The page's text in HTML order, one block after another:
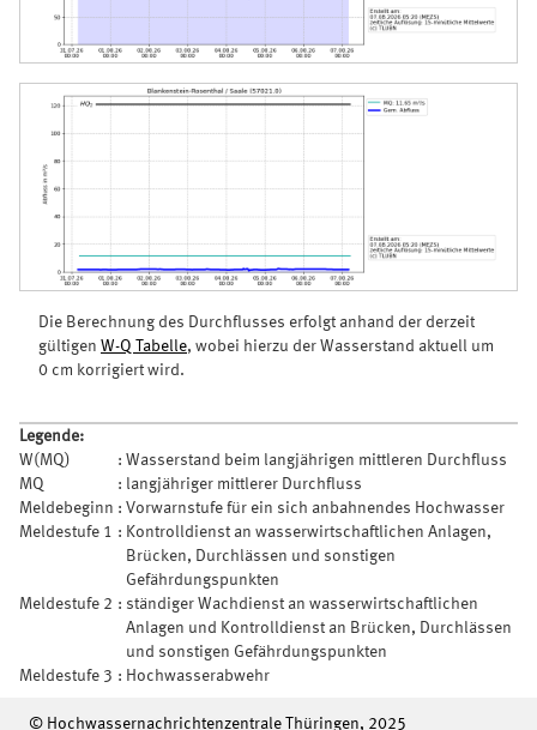
Die Berechnung des Durchflusses erfolgt anhand der derzeit
gültigen W-Q Tabelle, wobei hierzu der Wasserstand aktuell um
0 cm korrigiert wird.
Legende:
W(MQ)
: Wasserstand beim langjährigen mittleren Durchfluss
MQ
: langjähriger mittlerer Durchfluss
Meldebeginn : Vorwarnstufe für ein sich anbahnendes Hochwasser
Meldestufe 1 : Kontrolldienst an wasserwirtschaftlichen Anlagen,
Brücken, Durchlässen und sonstigen
Gefährdungspunkten
Meldestufe 2 : ständiger Wachdienst an wasserwirtschaftlichen
Anlagen und Kontrolldienst an Brücken, Durchlässen
und sonstigen Gefährdungspunkten
Meldestufe 3 : Hochwasserabwehr
© Hochwassernachrichtenzentrale Thüringen, 2025